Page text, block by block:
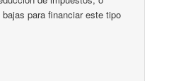
para financiar este tipo